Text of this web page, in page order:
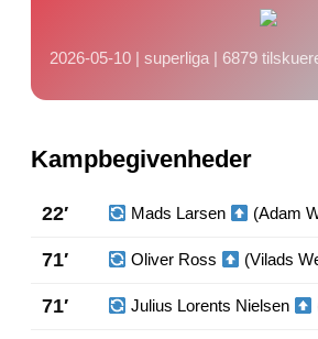
2026-05-10 | superliga | 6879
Kampbegivenheder
22′ Mads Larsen (Adam
71′ Oliver Ross (Vilads
71′ Julius Lorents Nielsen